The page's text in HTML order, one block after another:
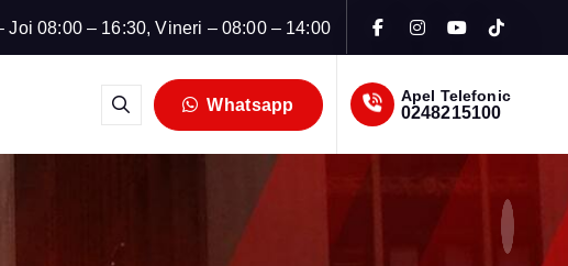
Joi 08:00 – 16:30, Vineri – 08:00 – 14:00
Whatsapp Apel Telefonic
0248215100